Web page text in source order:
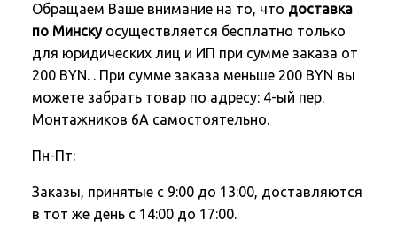
Обращаем Ваше внимание на то, что доставка
по Минскуосуществляется бесплатно только
для юридических лиц и ИП при сумме заказа от
200 BYN. . При сумме заказа меньше 200 BYN вы
можете забрать товар по адресу: 4-ый пер.
Монтажников 6А самостоятельно.
Пн-Пт:
Заказы, принятые с 9:00 до 13:00, доставляются
в тот же день с 14:00 до 17:00.